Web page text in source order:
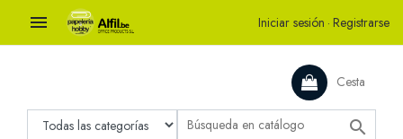
 Iniciar sesión · Registrarse
Cesta
